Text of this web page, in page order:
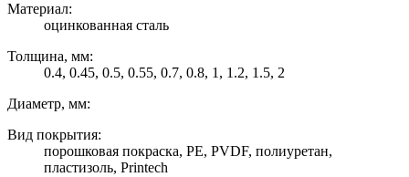
Материал:
оцинкованная сталь
Толщина, мм:
0.4, 0.45, 0.5, 0.55, 0.7, 0.8, 1, 1.2, 1.5, 2
Диаметр, мм:
Вид покрытия:
порошковая покраска, PE, PVDF, полиуретан,
пластизоль, Printech